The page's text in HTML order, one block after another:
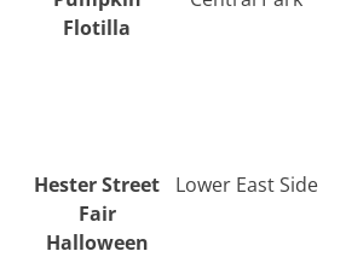
Flotilla
Hester Street
Fair
Halloween
Lower East Side